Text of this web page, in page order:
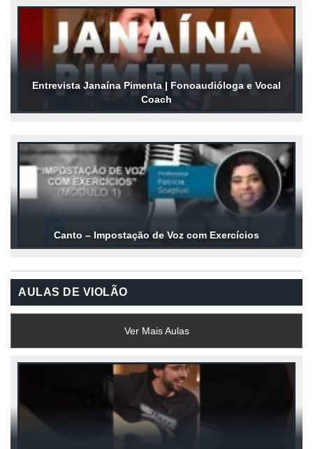
Entrevista Janaína Pimenta | Fonoaudióloga e Vocal
Coach
Canto – Impostação de Voz com Exercícios
AULAS DE VIOLÃO
Ver Mais Aulas